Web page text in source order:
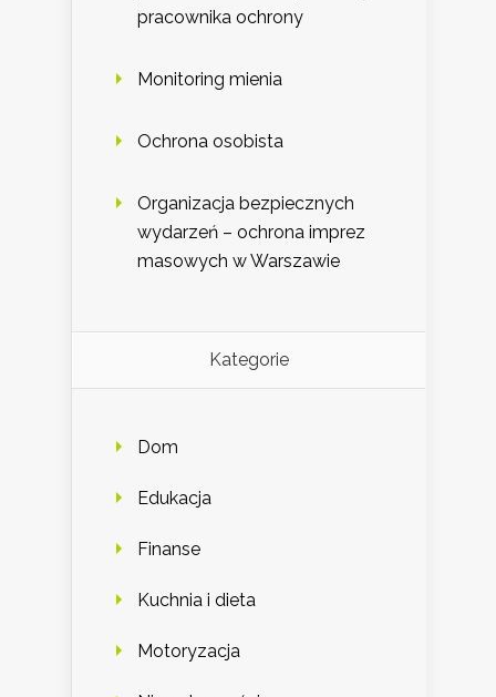
pracownika ochrony
Monitoring mienia
Ochrona osobista
Organizacja bezpiecznych
wydarzeń – ochrona imprez
masowych w Warszawie
Kategorie
Dom
Edukacja
Finanse
Kuchnia i dieta
Motoryzacja